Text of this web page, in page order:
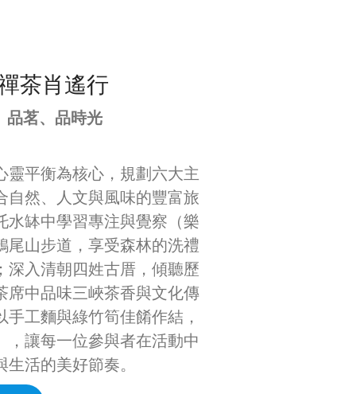
茶肖遙行
品茗、品時光
靈平衡為核心，規劃六大主
自然、人文與風味的豐富旅
水缽中學習專注與覺察（樂
尾山步道，享受森林的洗禮
深入清朝四姓古厝，傾聽歷
席中品味三峽茶香與文化傳
工麵與綠竹筍佳餚作結，
，讓每一位參與者在活動中
活的美好節奏。